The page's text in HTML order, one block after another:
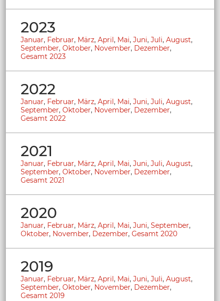
2023
Januar, Februar, März, April, Mai, Juni, Juli, August,
September, Oktober, November, Dezember,
Gesamt 2023
2022
Januar, Februar, März, April, Mai, Juni, Juli, August,
September, Oktober, November, Dezember,
Gesamt 2022
2021
Januar, Februar, März, April, Mai, Juni, Juli, August,
September, Oktober, November, Dezember,
Gesamt 2021
2020
Januar, Februar, März, April, Mai, Juni, September,
Oktober, November, Dezember, Gesamt 2020
2019
Januar, Februar, März, April, Mai, Juni, Juli, August,
September, Oktober, November, Dezember,
Gesamt 2019